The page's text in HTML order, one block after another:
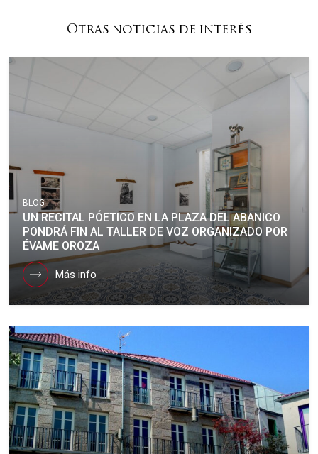
Otras noticias de interés
BLOG
UN RECITAL PÓETICO EN LA PLAZA DEL ABANICO
PONDRÁ FIN AL TALLER DE VOZ ORGANIZADO POR
ÉVAME OROZA
Más info